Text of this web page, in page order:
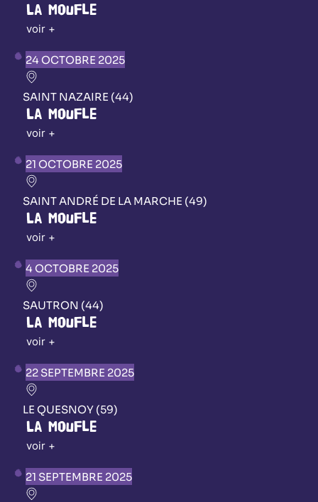
La Moufle
voir +
24 OCTOBRE 2025
SAINT NAZAIRE (44)
La Moufle
voir +
21 OCTOBRE 2025
SAINT ANDRÉ DE LA MARCHE (49)
La Moufle
voir +
4 OCTOBRE 2025
SAUTRON (44)
La Moufle
voir +
22 SEPTEMBRE 2025
LE QUESNOY (59)
La Moufle
voir +
21 SEPTEMBRE 2025